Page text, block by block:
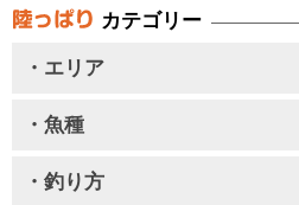
カテゴリー
・エリア
・魚種
・釣り方